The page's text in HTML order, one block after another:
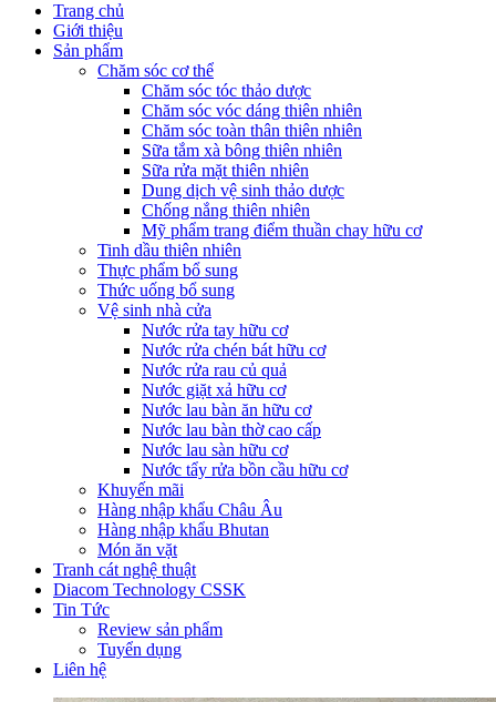
Trang chủ
Giới thiệu
Sản phẩm
Chăm sóc cơ thể
Chăm sóc tóc thảo dược
Chăm sóc vóc dáng thiên nhiên
Chăm sóc toàn thân thiên nhiên
Sữa tắm xà bông thiên nhiên
Sữa rửa mặt thiên nhiên
Dung dịch vệ sinh thảo dược
Chống nắng thiên nhiên
Mỹ phẩm trang điểm thuần chay hữu cơ
Tinh dầu thiên nhiên
Thực phẩm bổ sung
Thức uống bổ sung
Vệ sinh nhà cửa
Nước rửa tay hữu cơ
Nước rửa chén bát hữu cơ
Nước rửa rau củ quả
Nước giặt xả hữu cơ
Nước lau bàn ăn hữu cơ
Nước lau bàn thờ cao cấp
Nước lau sàn hữu cơ
Nước tẩy rửa bồn cầu hữu cơ
Khuyến mãi
Hàng nhập khẩu Châu Âu
Hàng nhập khẩu Bhutan
Món ăn vặt
Tranh cát nghệ thuật
Diacom Technology CSSK
Tin Tức
Review sản phẩm
Tuyển dụng
Liên hệ